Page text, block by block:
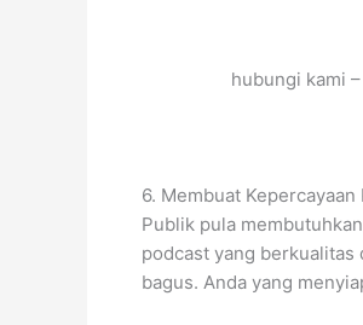
hubungi kami
6. Membuat
Publik pula
podcast yang berkualitas
bagus. Anda yang